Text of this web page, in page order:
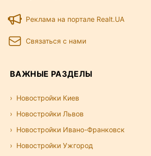
Реклама на портале Realt.UA
Связаться с нами
ВАЖНЫЕ РАЗДЕЛЫ
Новостройки Киев
Новостройки Львов
Новостройки Ивано-Франковск
Новостройки Ужгород